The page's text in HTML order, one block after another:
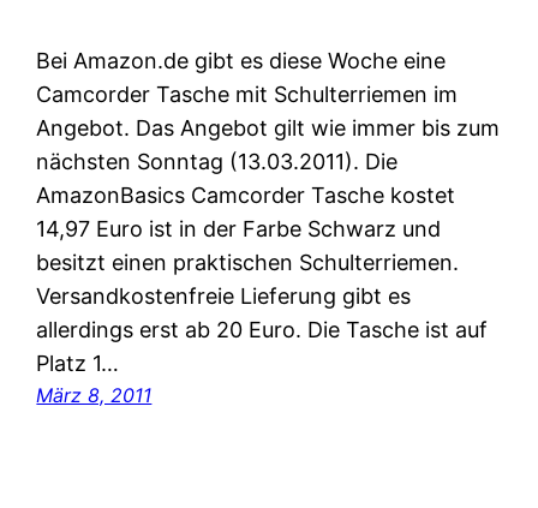
Bei Amazon.de gibt es diese Woche eine
Camcorder Tasche mit Schulterriemen im
Angebot. Das Angebot gilt wie immer bis zum
nächsten Sonntag (13.03.2011). Die
AmazonBasics Camcorder Tasche kostet
14,97 Euro ist in der Farbe Schwarz und
besitzt einen praktischen Schulterriemen.
Versandkostenfreie Lieferung gibt es
allerdings erst ab 20 Euro. Die Tasche ist auf
Platz 1…
März 8, 2011